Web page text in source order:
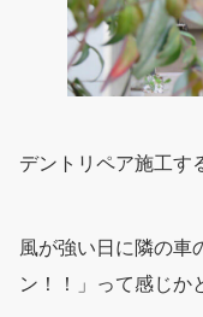
デントリペア施工す
風が強い日に隣の車
ン！！」って感じか